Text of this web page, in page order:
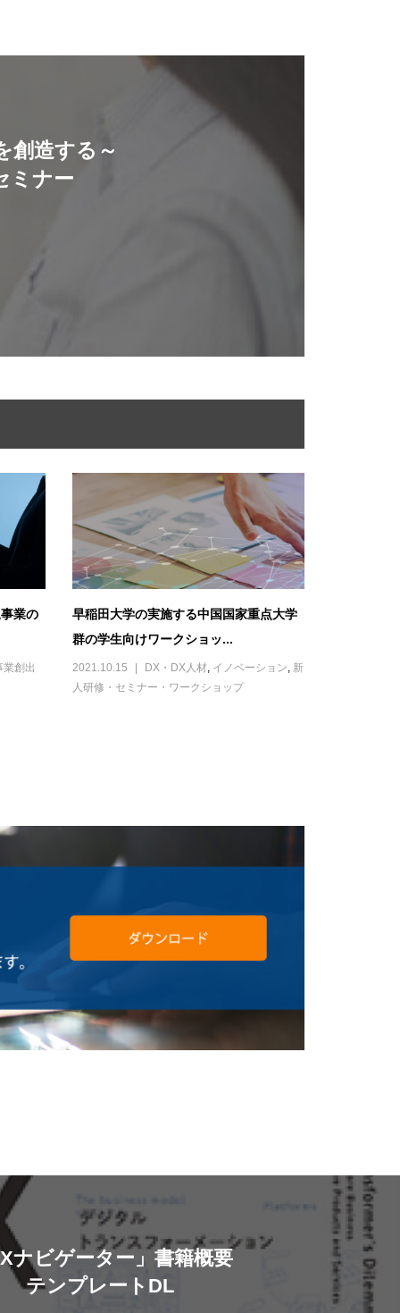
創造する～
ミナー
業の
創出
早稲田大学の実施する中国国家重点大学
群の学生向けワークショッ...
2021.10.15 DX・DX人材 イノベーション 新
人研修・セミナー・ワークショップ
ナビゲーター」書籍概要
テンプレートDL